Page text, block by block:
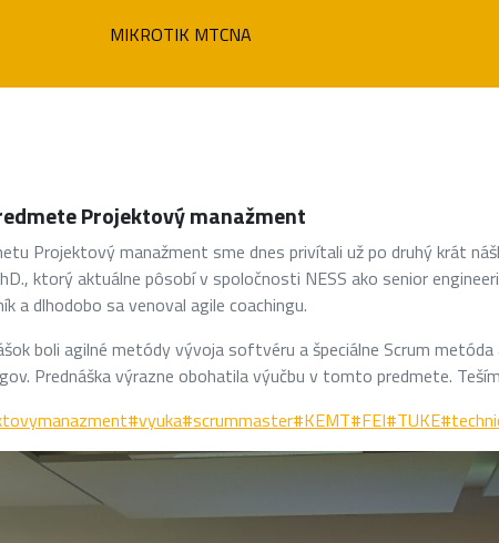
MIKROTIK MTCNA
Projektový manažment
Projektový manažment sme dnes privítali už po druhý krát
ktorý aktuálne pôsobí v spoločnosti NESS ako senior
a dlhodobo sa venoval agile coachingu.
boli agilné metódy vývoja softvéru a špeciálne Scrum
Prednáška výrazne obohatila výučbu v tomto predmete.
#vyuka#scrummaster#KEMT#FEI#TUKE